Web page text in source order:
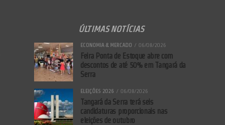
ÚLTIMAS NOTÍCIAS
ECONOMIA & MERCADO 06/08/2026
Feira Ponta de Estoque abre com
descontos de até 50% em Tangará da
Serra
ELEIÇÕES 2026 06/08/2026
Tangará da Serra terá seis
candidaturas proporcionais nas
eleições de outubro